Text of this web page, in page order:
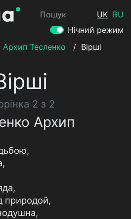
Пошук UK RU
Нічний режим
Архип Тесленко / Вірші
2 з 2
Архип
природой,